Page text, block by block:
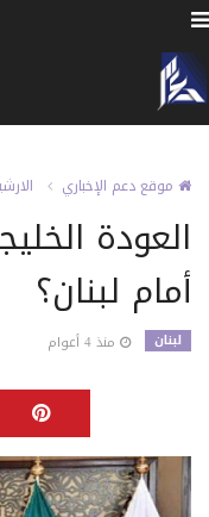
موقع دعم الإخباري
العودة
أمام لبنان؟
لبنان منذ 4 أعوام